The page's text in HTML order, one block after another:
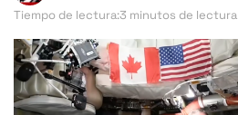
Tiempo de lectura:3 minutos de lectura